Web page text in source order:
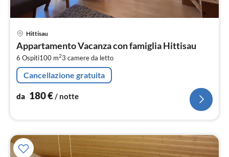
Hittisau
Appartamento Vacanza con famiglia Hittisau
6 Ospiti100 m23 camere da letto
Cancellazione gratuita
da 180€/ notte